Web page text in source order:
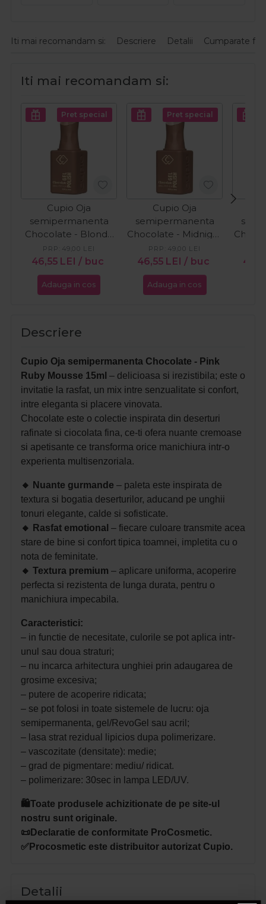
Iti mai recomandam si: Descriere Detalii Cumparate
Iti mai recomandam si:
Pret special
Cupio Oja
semipermanenta
Chocolate - Blonde
Brownie 15ml
46,55 LEI / buc
PRP: 49,00 LEI
Adauga in cos
Pret special
Cupio Oja
semipermanenta
Chocolate - Midnight
Craving 15ml
46,55 LEI / buc
PRP: 49,00 LEI
Adauga in cos
Descriere
Cupio Oja semipermanenta Chocolate - Pink
Ruby Mousse 15ml – delicioasa si irezistibila; este o
invitatie la rasfat, un mix intre senzualitate si confort,
intre eleganta si placere vinovata.
Chocolate este o colectie inspirata din deserturi
rafinate si ciocolata fina, ce-ti ofera nuante cremoase
si apetisante ce transforma orice manichiura intr-o
experienta multisenzoriala.
🔸 Nuante gurmande – paleta este inspirata de
textura si bogatia deserturilor, aducand pe unghii
tonuri elegante, calde si sofisticate.
🔸 Rasfat emotional – fiecare culoare transmite acea
stare de bine si confort tipica toamnei, impletita cu o
nota de feminitate.
🔸 Textura premium – aplicare uniforma, acoperire
perfecta si rezistenta de lunga durata, pentru o
manichiura impecabila.
Caracteristici:
– in functie de necesitate, culorile se pot aplica intr-
unul sau doua straturi;
– nu incarca arhitectura unghiei prin adaugarea de
grosime excesiva;
– putere de acoperire ridicata;
– se pot folosi in toate sistemele de lucru: oja
semipermanenta, gel/RevoGel sau acril;
– lasa strat rezidual lipicios dupa polimerizare.
– vascozitate (densitate): medie;
– grad de pigmentare: mediu/ ridicat.
– polimerizare: 30sec in lampa LED/UV.
🛍️Toate produsele achizitionate de pe site-ul
nostru sunt originale.
📜Declaratie de conformitate ProCosmetic.
✅Procosmetic este distribuitor autorizat Cupio.
Detalii